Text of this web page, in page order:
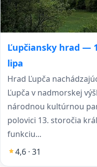
Ľupčiansky hrad —
lipa
Hrad Ľupča
Ľupča v nadmorskej
národnou kultúrnou
polovici 13. storočia
funkciu...
4,6 · 31